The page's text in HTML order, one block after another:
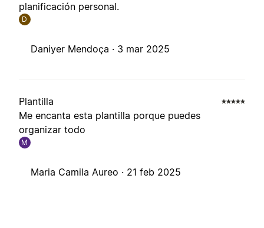
planificación personal.
D
Daniyer Mendoça · 3 mar 2025
Plantilla
Me encanta esta plantilla porque puedes
organizar todo
M
Maria Camila Aureo · 21 feb 2025